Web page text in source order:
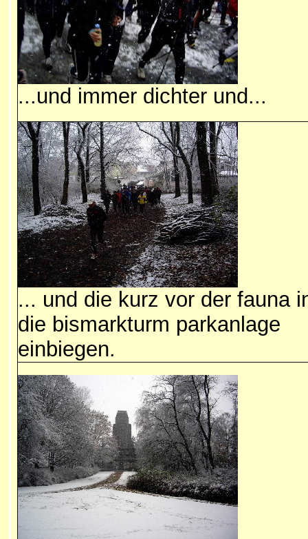
...und immer dichter und...
... und die kurz vor der fauna
die bismarkturm parkanlage
einbiegen.